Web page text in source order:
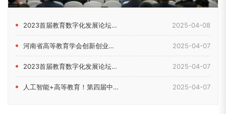
2023首届教育数字化发展论坛在郑州举行 2025-04-08
河南省高等教育学会创新创业教育分会2024年理事会暨学术年会... 2025-04-07
2023首届教育数字化发展论坛在河南郑州举行 2025-04-07
人工智能+高等教育！第四届中原高等教育（国际）论坛在郑召开 2025-04-07